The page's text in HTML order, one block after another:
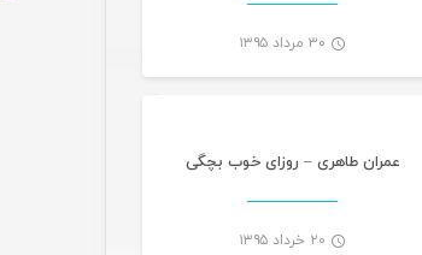
۳۰ مرداد ۱۳۹۵
عمران طاهری – روزای خوب بچگی
۲۰ خرداد ۱۳۹۵